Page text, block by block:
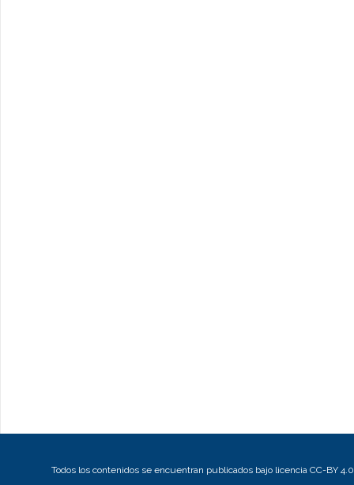
Todos los contenidos se encuentran publicados bajo licencia CC-BY 4.0